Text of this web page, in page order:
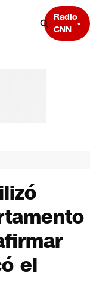
Radio
CNN
el